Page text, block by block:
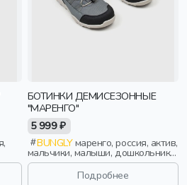
БОТИНКИ ДЕМИСЕЗОННЫЕ
"МАРЕНГО"
5 999 ₽
BUNGLYмаренго, россия, актив,
мальчики, малыши, дошкольники,
дети
Подробнее